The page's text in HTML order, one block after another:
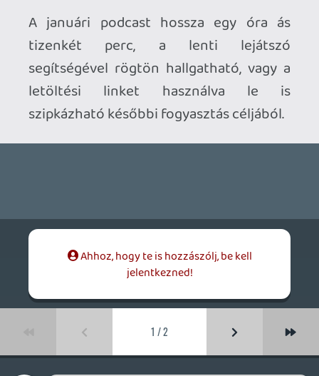
Ahhoz, hogy te is hozzászólj, be kell
jelentkezned!
1 / 2
dreampage 2011.02.03 18:24:08 #0fl36
Én annak idején az Everything or Nothing-
ot is nagyon gyengének tartottam, nem
volt benne az, amitől számomra James
akciójátéknak tűnt licenszelt névvel, de ez